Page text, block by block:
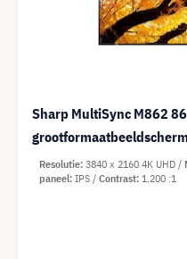
Sharp MultiSync M862
grootformaatbeeldscherm
Resolutie 3840 x 2160 4K UHD
paneel IPS Contrast 1.200 :1